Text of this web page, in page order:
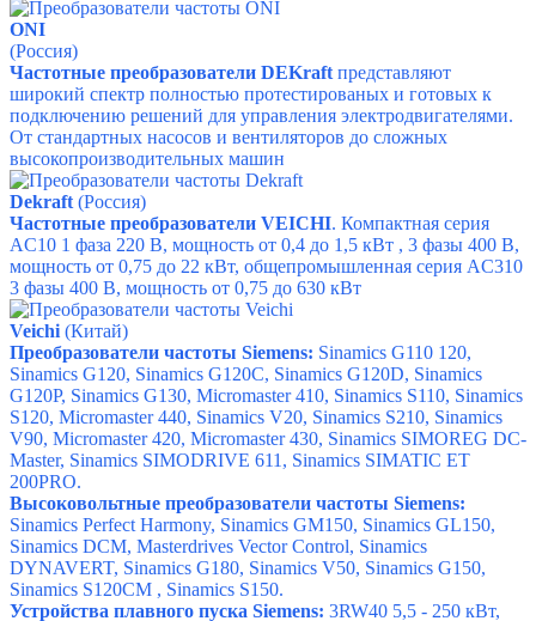
ONI
(Россия)
Частотные преобразователи DEKraftпредставляют
широкий спектр полностью протестированых и готовых к
подключению решений для управления электродвигателями.
От стандартных насосов и вентиляторов до сложных
высокопроизводительных машин
Dekraft(Россия)
Частотные преобразователи VEICHI. Компактная серия
AC10 1 фаза 220 В, мощность от 0,4 до 1,5 кВт , 3 фазы 400 В,
мощность от 0,75 до 22 кВт, общепромышленная серия AC310
3 фазы 400 В, мощность от 0,75 до 630 кВт
Veichi(Китай)
Преобразователи частоты Siemens: Sinamics G110 120,
Sinamics G120, Sinamics G120C, Sinamics G120D, Sinamics
G120P, Sinamics G130, Micromaster 410, Sinamics S110, Sinamics
S120, Micromaster 440, Sinamics V20, Sinamics S210, Sinamics
V90, Micromaster 420, Micromaster 430, Sinamics SIMOREG DC-
Master, Sinamics SIMODRIVE 611, Sinamics SIMATIC ET
200PRO.
Высоковольтные преобразователи частоты Siemens:
Sinamics Perfect Harmony, Sinamics GM150, Sinamics GL150,
Sinamics DCM, Masterdrives Vector Control, Sinamics
DYNAVERT, Sinamics G180, Sinamics V50, Sinamics G150,
Sinamics S120CM , Sinamics S150.
Устройства плавного пуска Siemens: 3RW40 5,5 - 250 кВт,